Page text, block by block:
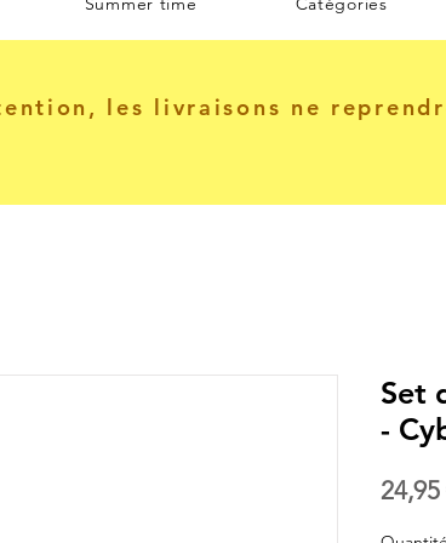
les livraisons ne
Set
-
24,95